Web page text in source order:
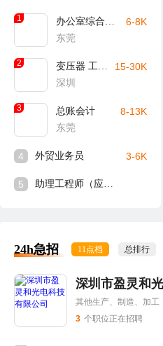
1
办公室综合文员
东莞
6-8K
2
变压器 工艺工程师
深圳
15-30K
3
总账会计
东莞
8-13K
4 外贸业务员 3-6K
5 助理工程师（应届生可入）
24h急招 11点档 总排行
深圳市盈灵和
其他生产、制造、加工
3 个职位正在招聘